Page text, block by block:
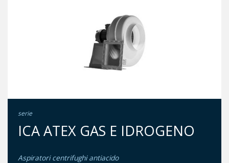
serie
ICA ATEX GAS E IDROGENO
Aspiratori centrifughi antiacido